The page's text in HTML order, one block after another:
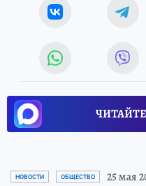
НОВОСТИ ОБЩЕСТВО 25 мая